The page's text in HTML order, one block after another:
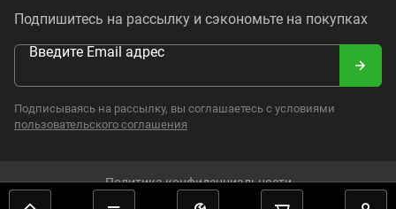
Подпишитесь на рассылку и сэкономьте на покупках
Введите Email адрес
Подписываясь на рассылку, вы соглашаетесь с условиями
пользовательского соглашения
Политика конфиденциальности
2008–2024. Russian Moto Catalogue. Все права защищены.